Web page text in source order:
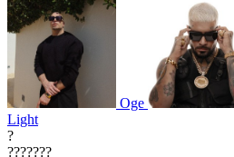
Oge
Light
?
???????